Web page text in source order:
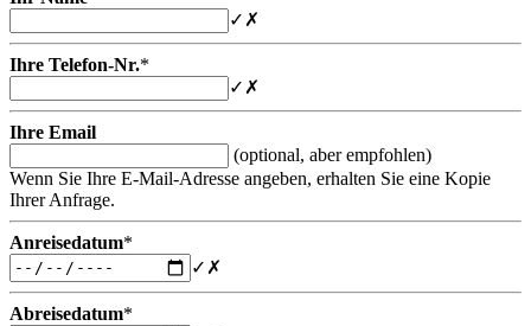
✓ ✗
Ihre Telefon-Nr.*
✓ ✗
Ihre Email
(optional, aber empfohlen)
Wenn Sie Ihre E-Mail-Adresse angeben, erhalten Sie eine Kopie
Ihrer Anfrage.
Anreisedatum*
✓ ✗
Abreisedatum*